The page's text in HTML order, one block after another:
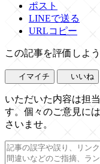
ポスト
LINEで送る
URLコピー
この記事を評価しよう
イマイチ いいね
いただいた内容は担
す。個々のご意見に
さいませ。